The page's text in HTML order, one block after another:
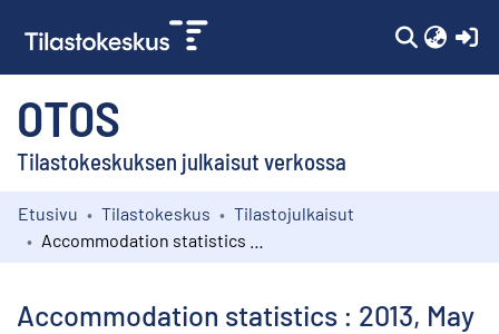
OTOS
Tilastokeskuksen julkaisut verkossa
Kokoelmat
Etusivu Tilastokeskus
Tilastojulkaisut
Accommodation statistics : 2013, May